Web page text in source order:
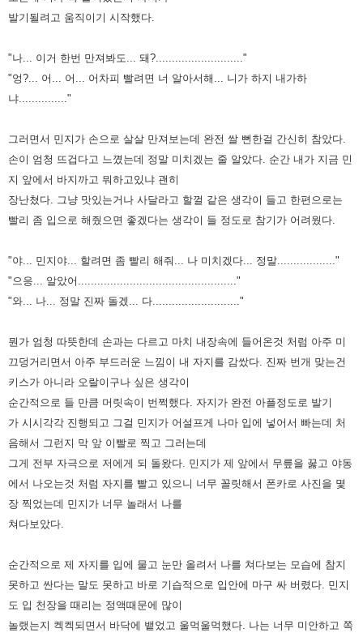
발기될려고 움직이기 시작했다.
"나... 이거 한번 만져봐도... 돼?..........................."
"엉?... 어... 어... 어차피 빨려면 너 알아서해... 니가 하지 내가하
냐..............."
그러면서 민지가 손으로 살살 만져보는데 완전 쌀 뻔한걸 간신히 참았다.
손이 엄청 뜨겁다고 느꼈는데 정말 미치겠는 줄 알았다. 순간 내가 지금 민
지 앞에서 바지까고 뭐하고있냐 괜히
장난쳤다. 그냥 맛있는거나 사달라고 할껄 같은 생각이 들고 한편으로는
빨리 좀 입으로 해줬으면 좋겠다는 생각이 들 정도로 참기가 어려웠다.
"야... 민지야... 할려면 좀 빨리 해줘... 나 미치겠다... 정말.................."
"으응... 알았어................................................."
"와... 나... 정말 진짜 돌겠... 다..........................."
뭔가 엄청 따뜻한데 손과는 다르고 마치 내장속에 들어온것 처럼 아주 미
끄덩거리면서 아주 부드러운 느낌이 내 자지를 감쌌다. 진짜 번개 맞는건
키스가 아니라 오랄이구나 싶은 생각이
순간적으로 들 만큼 머릿속이 번쩍했다. 자지가 완전 아플정도로 발기
가 시시각각 진행되고 그걸 민지가 어설프게 나마 입에 넣어서 빠는데 처
음해서 그런지 막 앞 이빨로 찍고 그러는데
그게 전부 자극으로 저에게 되 돌왔다. 민지가 제 앞에서 무릎을 꿇고 야동
에서 나오는것 처럼 자지를 빨고 있으니 너무 꼴릿해서 폰카로 사진을 몇
장 찍었는데 민지가 너무 놀래서 나를
쳐다보았다.
순간적으로 제 자지를 입에 물고 눈만 올려서 나를 쳐다보는 모습에 참지
못하고 싼다는 말도 못하고 바로 기습적으로 입안에 마구 싸 버렸다. 민지
도 입 천장을 때리는 정액때문에 많이
놀랬는지 켁켁되면서 바닥에 뱉었고 울먹울먹했다. 나는 너무 미안하고 쪽